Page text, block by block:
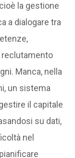
la gestione
a dialogare tra
reclutamento
Manca, nella
un sistema
il capitale
su dati,
nel